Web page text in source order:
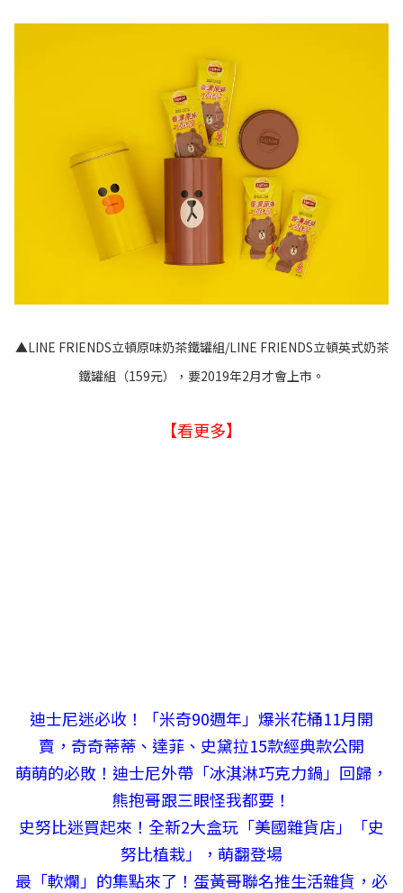
▲LINE FRIENDS立頓原味奶茶鐵罐組/LINE FRIENDS立頓英式奶茶
鐵罐組（159元），要2019年2月才會上市。
【看更多】
迪士尼迷必收！「米奇90週年」爆米花桶11月開
賣，奇奇蒂蒂、達菲、史黛拉15款經典款公開
萌萌的必敗！迪士尼外帶「冰淇淋巧克力鍋」回歸，
熊抱哥跟三眼怪我都要！
史努比迷買起來！全新2大盒玩「美國雜貨店」「史
努比植栽」，萌翻登場
最「軟爛」的集點來了！蛋黃哥聯名推生活雜貨，必